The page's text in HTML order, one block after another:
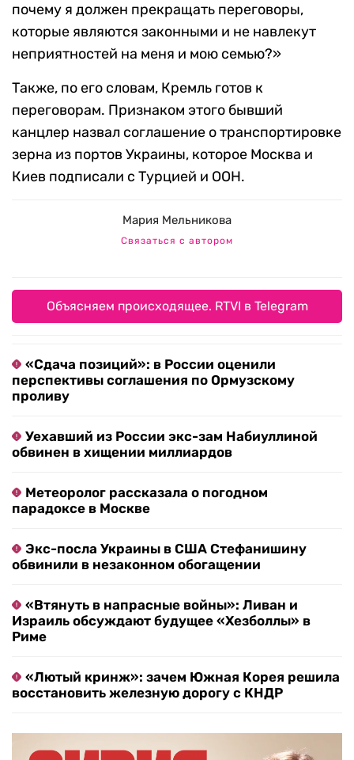
почему я должен прекращать переговоры,
которые являются законными и не навлекут
неприятностей на меня и мою семью?»
Также, по его словам, Кремль готов к
переговорам. Признаком этого бывший
канцлер назвал соглашение о транспортировке
зерна из портов Украины, которое Москва и
Киев подписали с Турцией и ООН.
Мария Мельникова
Связаться с автором
Объясняем происходящее. RTVI в Telegram
«Сдача позиций»: в России оценили
перспективы соглашения по Ормузскому
проливу
Уехавший из России экс-зам Набиуллиной
обвинен в хищении миллиардов
Метеоролог рассказала о погодном
парадоксе в Москве
Экс-посла Украины в США Стефанишину
обвинили в незаконном обогащении
«Втянуть в напрасные войны»: Ливан и
Израиль обсуждают будущее «Хезболлы» в
Риме
«Лютый кринж»: зачем Южная Корея решила
восстановить железную дорогу с КНДР